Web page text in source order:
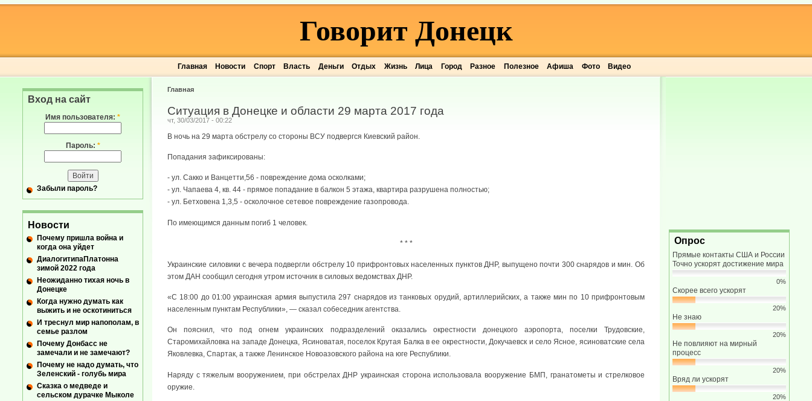
Главная Новости Спорт Власть Деньги Отдых Жизнь Лица Город Разное Полезное Афиша Фото Видео
Говорит Донецк
Главная
Ситуация в Донецке и области 29 марта 2017 года
чт, 30/03/2017 - 00:22
В ночь на 29 марта обстрелу со стороны ВСУ подвергся Киевский район.
Попадания зафиксированы:
- ул. Сакко и Ванцетти,56 - повреждение дома осколками;
- ул. Чапаева 4, кв. 44 - прямое попадание в балкон 5 этажа, квартира разрушена полностью;
- ул. Бетховена 1,3,5 - осколочное сетевое повреждение газопровода.
По имеющимся данным погиб 1 человек.
* * *
Украинские силовики с вечера подвергли обстрелу 10 прифронтовых населенных пунктов ДНР, выпущено почти 300 снарядов и мин. Об
этом ДАН сообщил сегодня утром источник в силовых ведомствах ДНР.
«С 18:00 до 01:00 украинская армия выпустила 297 снарядов из танковых орудий, артиллерийских, а также мин по 10 прифронтовым
населенным пунктам Республики», — сказал собеседник агентства.
Он пояснил, что под огнем украинских подразделений оказались окрестности донецкого аэропорта, поселки Трудовские,
Старомихайловка на западе Донецка, Ясиноватая, поселок Крутая Балка в ее окрестности, Докучаевск и село Ясное, ясиноватские села
Яковлевка, Спартак, а также Ленинское Новоазовского района на юге Республики.
Наряду с тяжелым вооружением, при обстрелах ДНР украинская сторона использовала вооружение БМП, гранатометы и стрелковое
оружие.
Вход на сайт
Имя пользователя: *
Пароль: *
Забыли пароль?
Новости
Почему пришла война и
когда она уйдет
ДиалогитипаПлатонна
зимой 2022 года
Неожиданно тихая ночь в
Донецке
Когда нужно думать как
выжить и не оскотиниться
И треснул мир напополам, в
семье разлом
Почему Донбасс не
замечали и не замечают?
Почему не надо думать, что
Зеленский - голубь мира
Сказка о медведе и
сельском дурачке Мыколе
Опрос
Прямые контакты США и России
Точно ускорят достижение мира
0%
Скорее всего ускорят
20%
Не знаю
20%
Не повлияют на мирный
процесс
20%
Вряд ли ускорят
20%